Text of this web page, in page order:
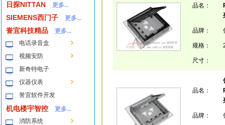
日探NITTAN 更多...
SIEMENS西门子 更多...
誉宜科技精品
更多...
电话录音盒
视频安防
新奇特电子
仪器仪表
誉宜软件开发
机电楼宇智控
更多...
消防系统
品名：
品牌：
规格：
尺寸：
品名：
品牌：